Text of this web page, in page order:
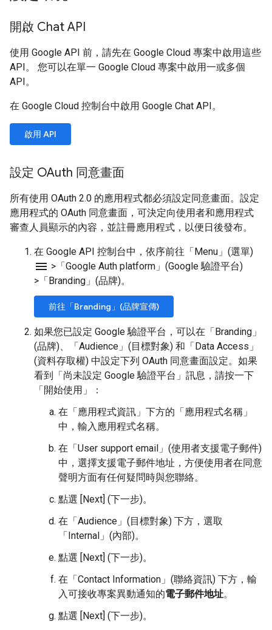
開啟 Chat API
使用 Google API 前，請先在 Google Cloud 專案中啟用這些
API。 您可以在單一 Google Cloud 專案中啟用一或多個
API。
在 Google Cloud 控制台中啟用 Google Chat API。
啟用 API
設定 OAuth 同意畫面
所有使用 OAuth 2.0 的應用程式都必須設定同意畫面。設定
應用程式的 OAuth 同意畫面，可決定向使用者和應用程式
審查人員顯示的內容，並註冊應用程式，以便日後發布。
在 Google API 控制台中，依序前往「Menu」(選單)
menu > 「Google Auth platform」(Google 驗證平台)
> 「Branding」(品牌)。
前往「Branding」(品牌宣傳)
如果您已設定 Google 驗證平台，可以在「Branding」
(品牌) 、「Audience」(目標對象) 和「Data Access」
(資料存取權) 中設定下列 OAuth 同意畫面設定。如果
看到「尚未設定 Google 驗證平台」 訊息，請按一下
「開始使用」
：
在「應用程式資訊」 下方的「應用程式名稱」
中，輸入應用程式名稱。
在「User support email」(使用者支援電子郵件)
中，選擇支援電子郵件地址，方便使用者在同意
聲明方面有任何疑問時與您聯絡。
點選 [Next] (下一步)。
在「Audience」(目標對象) 下方，選取
「Internal」(內部)。
點選 [Next] (下一步)。
在「Contact Information」(聯絡資訊) 下方，輸
入可接收專案異動通知的電子郵件地址。
點選 [Next] (下一步)。